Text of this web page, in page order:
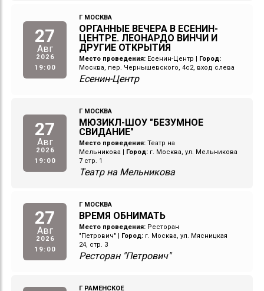
27
Авг
2026
19:00
Г МОСКВА
ОРГАННЫЕ ВЕЧЕРА В ЕСЕНИН-
ЦЕНТРЕ. ЛЕОНАРДО ВИНЧИ И
ДРУГИЕ ОТКРЫТИЯ
Место проведения: Есенин-Центр
Город:
Москва, пер. Чернышевского, 4с2, вход слева
Есенин-Центр
27
Авг
2026
19:00
Г МОСКВА
МЮЗИКЛ-ШОУ "БЕЗУМНОЕ
СВИДАНИЕ"
Место проведения: Театр на
Мельникова
Город: г. Москва, ул. Мельникова
7 стр. 1
Театр на Мельникова
27
Авг
2026
19:00
Г МОСКВА
ВРЕМЯ ОБНИМАТЬ
Место проведения: Ресторан
"Петрович"
Город: г. Москва, ул. Мясницкая
24, стр. 3
Ресторан "Петрович"
Г РАМЕНСКОЕ